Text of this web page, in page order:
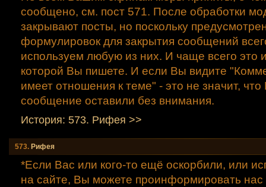
сообщено, см. пост 571. После обработки
закрывают посты, но поскольку
формулировок для закрытия сообщений
используем любую из них. И чаще всего это
которой Вы пишете. И если Вы видите
имеет отношения к теме" - это не значит,
сообщение оставили без внимания.
История: 573. Рифея >>
573. Рифея
*Если Вас или кого-то ещё оскорбили, или
на сайте, Вы можете проинформировать нас